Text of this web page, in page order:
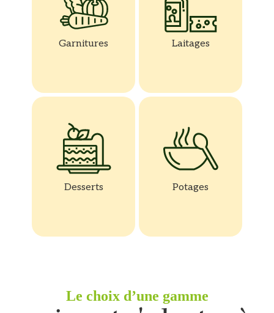
Garnitures Laitages
Desserts Potages
Le choix d’une gamme